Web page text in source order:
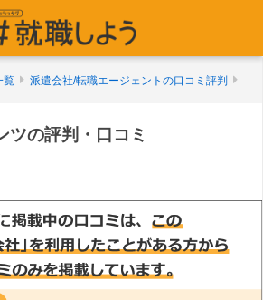
覧 派遣会社/転職エージェントの口コミ評判
ツの評判・口コミ